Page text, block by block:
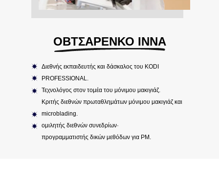
Διεθνής εκπαιδευτής και δάσκαλος του KODI
PROFESSIONAL.
Τεχνολόγος στον τομέα του μόνιμου μακιγιάζ.
Κριτής διεθνών πρωταθλημάτων μόνιμου μακιγιάζ και
microblading.
ομιλητής διεθνών συνεδρίων·
προγραμματιστής δικών μεθόδων για PM.
ΟΒΤΣΑΡΕΝΚΟ ΙΝΝΑ